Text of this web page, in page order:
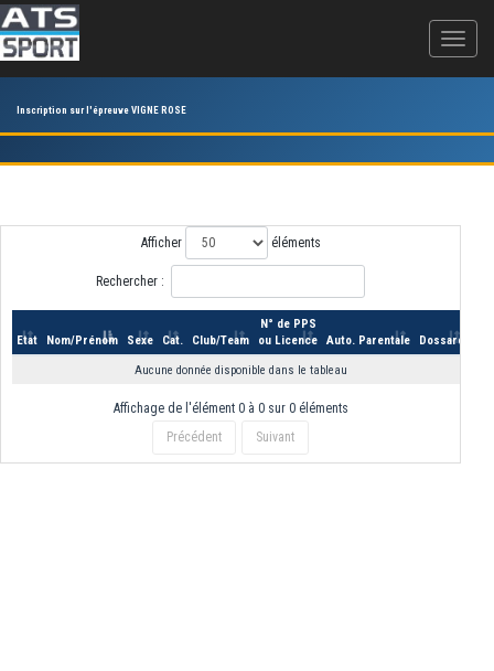
Inscription sur l'épreuve VIGNE ROSE
Afficher éléments
Rechercher :
Etat Nom/Prénom Sexe Cat. Club/Team
N° de PPS
ou Licence
Auto. Parentale Dossard
Aucune donnée disponible dans le tableau
Affichage de l'élément 0 à 0 sur 0 éléments
Précédent
Suivant